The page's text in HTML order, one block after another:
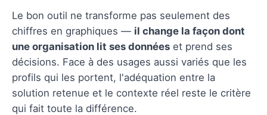
Le bon outil ne transforme pas seulement des
chiffres en graphiques — il change la façon dont
une organisation lit ses données et prend ses
décisions. Face à des usages aussi variés que les
profils qui les portent, l'adéquation entre la
solution retenue et le contexte réel reste le critère
qui fait toute la différence.